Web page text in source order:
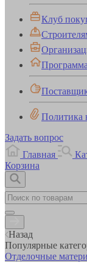
Клуб
Политика
Задать вопрос
Главная
Корзина
Назад
Популярные
Отделочные